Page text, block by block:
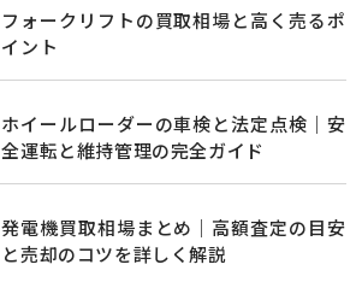
フォークリフトの買取相場と高く売るポ
イント
ホイールローダーの車検と法定点検｜安
全運転と維持管理の完全ガイド
発電機買取相場まとめ｜高額査定の目安
と売却のコツを詳しく解説